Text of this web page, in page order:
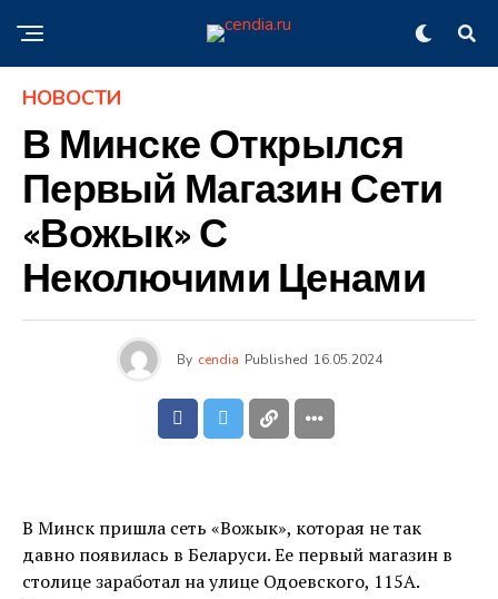
НОВОСТИ
В Минске Открылся
Первый Магазин Сети
«Вожык» С
Неколючими Ценами
By cendia Published 16.05.2024
В Минск пришла сеть «Вожык», которая не так
давно появилась в Беларуси. Ее первый магазин в
столице заработал на улице Одоевского, 115А.